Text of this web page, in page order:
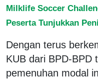
Milklife Soccer
Peserta Tunjukkan
Dengan terus
KUB dari BPD-BPD
pemenuhan modal